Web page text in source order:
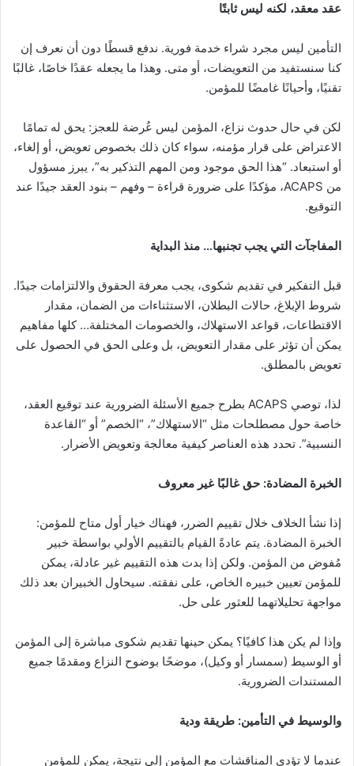
عقد معقد، لكنه ليس ثابتًا
التأمين ليس مجرد شراء خدمة فورية. ندفع قسطًا دون أن نعرف إن
كنا سنستفيد من التعويضات، أو متى. وهذا ما يجعله عقدًا خاصًا، غالبًا
تقنيًا، وأحيانًا غامضًا للمؤمن.
لكن في حال حدوث نزاع، المؤمن ليس عُرضة للعجز: يحق له تمامًا
الاعتراض على قرار مؤمنه، سواء كان ذلك بخصوص تعويض، أو إلغاء،
أو استبعاد. “هذا الحق موجود ومن المهم التذكير به”، يبرز مسؤول
من ACAPS، مؤكدًا على ضرورة قراءة – وفهم – بنود العقد جيدًا عند
التوقيع.
المفاجآت التي يجب تجنبها… منذ البداية
قبل التفكير في تقديم شكوى، يجب معرفة الحقوق والالتزامات جيدًا.
شروط الإبلاغ، حالات البطلان، الاستثناءات من الضمان، مقدار
الاقتطاعات، قواعد الاستهلاك، والخصومات المختلفة… كلها مفاهيم
يمكن أن تؤثر على مقدار التعويض، بل وعلى الحق في الحصول على
تعويض بالمطلق.
لذا، توصي ACAPS بطرح جميع الأسئلة الضرورية عند توقيع العقد،
خاصة حول مصطلحات مثل “الاستهلاك”، “الخصم” أو “القاعدة
النسبية”. تحدد هذه العناصر كيفية معالجة وتعويض الأضرار.
الخبرة المضادة: حق غالبًا غير معروف
إذا نشأ الخلاف خلال تقييم الضرر، فهناك خيار أول متاح للمؤمن:
الخبرة المضادة. يتم عادةً القيام بالتقييم الأولي بواسطة خبير
مُفوض من المؤمن. ولكن إذا بدت هذه التقييم غير عادلة، يمكن
للمؤمن تعيين خبيره الخاص، على نفقته. سيحاول الخبيران بعد ذلك
مواجهة تحليلاتهما للعثور على حل.
وإذا لم يكن هذا كافيًا؟ يمكن حينها تقديم شكوى مباشرة إلى المؤمن
أو الوسيط (سمسار أو وكيل)، موضحًا بوضوح النزاع ومقدمًا جميع
المستندات الضرورية.
والوسيط في التأمين: طريقة ودية
عندما لا تؤدي المناقشات مع المؤمن إلى نتيجة، يمكن للمؤمن